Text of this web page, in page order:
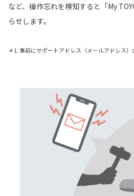
など、操作忘れを検知すると「My
らせします。
＊1. 事前にサポートアドレス（メールアドレス）